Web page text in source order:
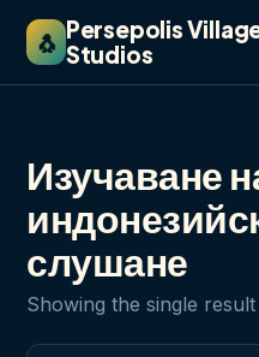
🐧 Persepolis
Studios
Изучаване
слушане
Showing the single result